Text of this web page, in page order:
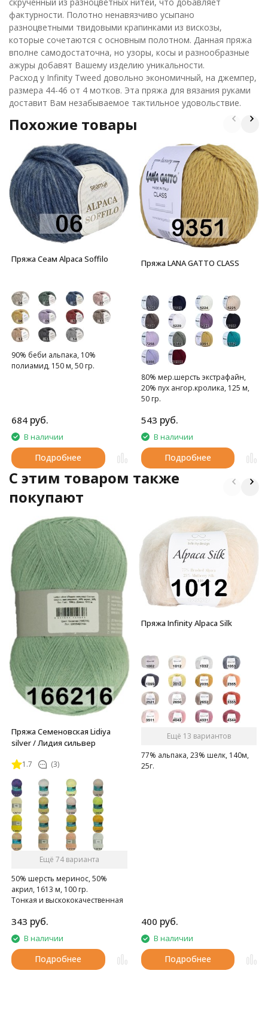
фактурности. Полотно ненавязчиво усыпано
разноцветными твидовыми крапинками из вискозы,
которые сочетаются с основным полотном. Данная пряжа
вполне самодостаточна, но узоры, косы и разнообразные
ажуры добавят Вашему изделию уникальности.
Расход у Infinity Tweed довольно экономичный, на джемпер,
размера 44-46 от 4 мотков. Эта пряжа для вязания руками
доставит Вам незабываемое тактильное удовольствие.
Похожие товары
Пряжа Сеам Alpaca Soffilo
90% беби альпака, 10%
полиамид, 150 м, 50 гр.
684 руб.
В наличии
Подробнее
Пряжа LANA GATTO CLASS
80% мер.шерсть экстрафайн,
20% пух ангор.кролика, 125 м,
50 гр.
543 руб.
В наличии
Подробнее
C этим товаром также
покупают
Пряжа Семеновская Lidiya
silver / Лидия сильвер
1.7 (3)
Ещё 74 варианта
50% шерсть меринос, 50%
акрил, 1613 м, 100 гр.
Тонкая и выскококачественная
343 руб.
В наличии
Подробнее
Пряжа Infinity Alpaca Silk
Ещё 13 вариантов
77% альпака, 23% шелк, 140м,
25г.
400 руб.
В наличии
Подробнее